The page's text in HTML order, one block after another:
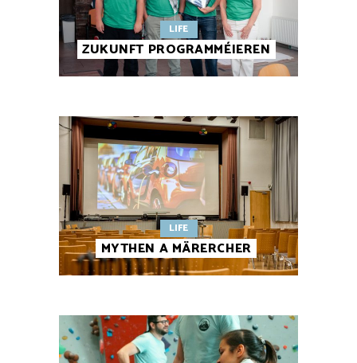
LIFE
ZUKUNFT PROGRAMMÉIEREN
LIFE
MYTHEN A MÄRERCHER